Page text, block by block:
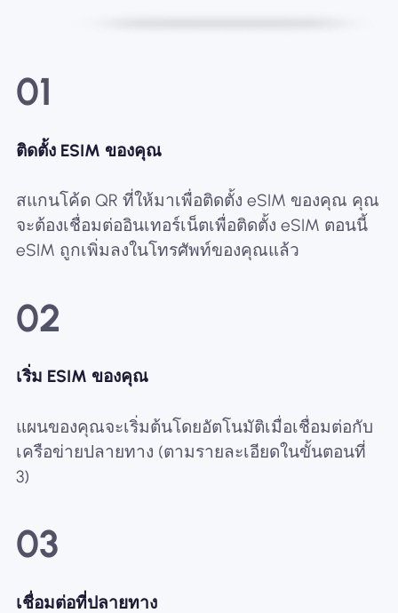
01
ติดตั้ง ESIM ของคุณ
สแกนโค้ด QR ที่ให้มาเพื่อติดตั้ง eSIM ของคุณ คุณ
จะต้องเชื่อมต่ออินเทอร์เน็ตเพื่อติดตั้ง eSIM ตอนนี้
eSIM ถูกเพิ่มลงในโทรศัพท์ของคุณแล้ว
02
เริ่ม ESIM ของคุณ
แผนของคุณจะเริ่มต้นโดยอัตโนมัติเมื่อเชื่อมต่อกับ
เครือข่ายปลายทาง (ตามรายละเอียดในขั้นตอนที่
3)
03
เชื่อมต่อที่ปลายทาง